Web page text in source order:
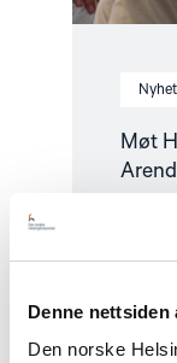
Denne nettsiden
Den norske
Nyhet
Møt